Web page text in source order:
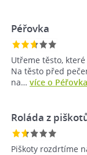
Péřovka
Utřeme těsto,
Na těsto před
na… více o Péřovka
Roláda z
Piškoty rozdrtíme